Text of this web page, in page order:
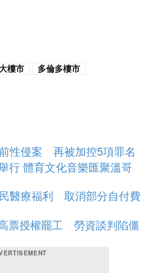
樓市
多倫多樓市
性侵案 再被加控5項罪名
行 體育文化音樂匯聚溫哥​​
醫療福利 取消部分自付費
票授權罷工 勞資談判陷僵